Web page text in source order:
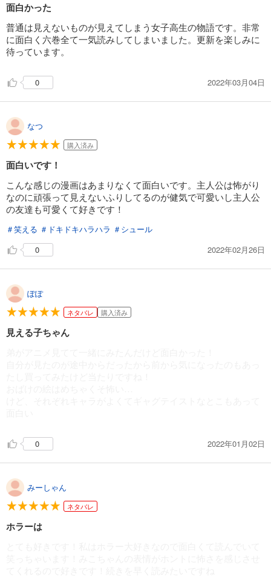
面白かった
普通は見えないものが見えてしまう女子高生の物語です。非常
に面白く六巻全て一気読みしてしまいました。更新を楽しみに
待っています。
0 2022年03月04日
なつ
購入済み
面白いです！
こんな感じの漫画はあまりなくて面白いです。主人公は怖がり
なのに頑張って見えないふりしてるのが健気で可愛いし主人公
の友達も可愛くて好きです！
＃笑える ＃ドキドキハラハラ ＃シュール
0
2022年02月26日
ぽぽ
ネタバレ 購入済み
見える子ちゃん
0 2022年01月02日
みーしゃん
ネタバレ
ホラーは